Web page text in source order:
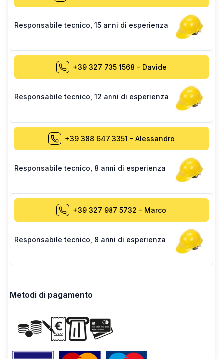
Responsabile tecnico 15 anni di esperienza
+39 327 735 1568 - Davide
Responsabile tecnico 12 anni di esperienza
+39 388 647 3351 - Alessandro
Responsabile tecnico 8 anni di esperienza
+39 327 987 5732 - Marco
Responsabile tecnico 8 anni di esperienza
Metodi di pagamento